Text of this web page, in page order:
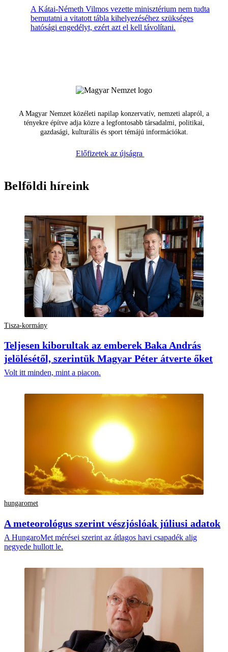
A Kátai-Németh Vilmos vezette minisztérium nem tudta
bemutatni a vitatott tábla kihelyezéséhez szükséges
hatósági engedélyt, ezért azt el kell távolítani.
A Magyar Nemzet közéleti napilap konzervatív, nemzeti alapról, a
tényekre építve adja közre a legfontosabb társadalmi, politikai,
gazdasági, kulturális és sport témájú információkat.
Előfizetek az újságra
Belföldi híreink
Tisza-kormány
Teljesen kiborultak az emberek Baka András
jelölésétől, szerintük Magyar Péter átverte őket
Volt itt minden, mint a piacon.
hungaromet
A meteorológus szerint vészjóslóak júliusi adatok
A HungaroMet mérései szerint az átlagos havi csapadék alig
negyede hullott le.